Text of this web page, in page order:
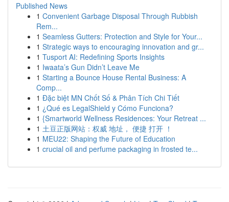
Published News
1 Convenient Garbage Disposal Through Rubbish
Rem...
1 Seamless Gutters: Protection and Style for Your...
1 Strategic ways to encouraging innovation and gr...
1 Tusport AI: Redefining Sports Insights
1 Iwaata’s Gun Didn’t Leave Me
1 Starting a Bounce House Rental Business: A
Comp...
1 Đặc biệt MN Chốt Số & Phân Tích Chi Tiết
1 ¿Qué es LegalShield y Cómo Funciona?
1 {Smartworld Wellness Residences: Your Retreat ...
1 土豆正版网站：权威 地址， 便捷 打开 ！
1 MEU22: Shaping the Future of Education
1 crucial oil and perfume packaging in frosted te...